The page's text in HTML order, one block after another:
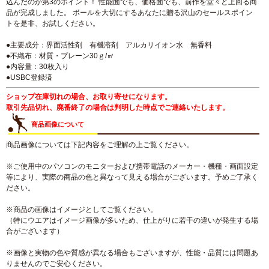
込んだのが第3のポイント！ 性能面でも、価格面でも、前作を堂々と上回る商
品が完成しました。 ボールを大切にするあなたに贈る沢山のセールスポイン
トを是非、お試しください。
●主要成分：界面活性剤 有機溶剤 アルカリイオン水 無香料
●不織布：材質・プレーン30ｇ/㎡
●内容量：30枚入り
●USBC登録済
ショップ在庫切れの場合、お取り寄せになります。
取引先品切れ、廃番終了の場合は判明した時点でご連絡いたします。
商品画像について
商品画像については下記内容をご理解の上ご覧ください。
※ご使用中のパソコンのモニターおよび携帯電話のメーカー・機種・画面設定
等により、実際の商品の色と異なって見える場合がございます。予めご了承く
ださい。
※商品の画像はイメージとしてご覧ください。
（特にウエアはイメージ画像が多いため、仕上がりに若干の違いが発生する場
合がございます）
※画像と実物の色や質感が異なる場合もございますが、性能・品質には問題あ
りませんのでご安心ください。